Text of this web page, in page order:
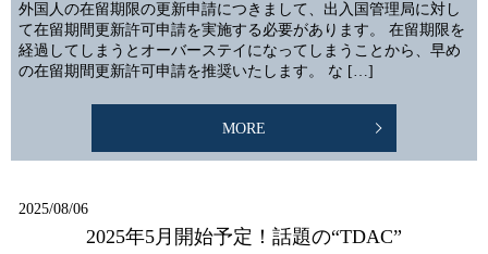
外国人の在留期限の更新申請につきまして、出入国管理局に対し
て在留期間更新許可申請を実施する必要があります。 在留期限を
経過してしまうとオーバーステイになってしまうことから、早め
の在留期間更新許可申請を推奨いたします。 な […]
MORE
2025/08/06
2025年5月開始予定！話題の“TDAC”